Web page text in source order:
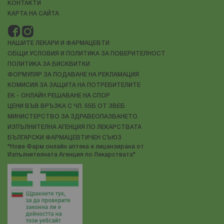
Аптека Нове 7 - жк. Белите брези в София
бул. "Гоце Делчев" 43, София, 1608, България
Аптека Нове 8 - кв. Бъкстон в София
Отворено- до 21:00
бул. Братя Бъкстон №30, София, 1618, България
Отворено до 20:00
ул. Димитър Благоев №40, Перник, 2308, България
Аптека Нове 10 - кв. Хладилника в София
Отворено-до 21:00
кв. Хладилника, ул. "Атанас Дуков" 1, София, 1407,
КОНТАКТИ
КАРТА НА САЙТА
НАШИТЕ ЛЕКАРИ И ФАРМАЦЕВТИ
ОБЩИ УСЛОВИЯ И ПОЛИТИКА ЗА ПОВЕРИТЕЛНОСТ
ПОЛИТИКА ЗА БИСКВИТКИ
ФОРМУЛЯР ЗА ПОДАВАНЕ НА РЕКЛАМАЦИЯ
КОМИСИЯ ЗА ЗАЩИТА НА ПОТРЕБИТЕЛИТЕ
ЕК - ОНЛАЙН РЕШАВАНЕ НА СПОР
ЦЕНИ ВЪВ ВРЪЗКА С ЧЛ. 55Б ОТ ЗВЕБ
МИНИСТЕРСТВО ЗА ЗДРАВЕОПАЗВАНЕТО
ИЗПЪЛНИТЕЛНА АГЕНЦИЯ ПО ЛЕКАРСТВАТА
БЪЛГАРСКИ ФАРМАЦЕВТИЧЕН СЪЮЗ
"Нове Фарм онлайн аптека е лицензирана от
Изпълнителната Агенция по Лекарствата"